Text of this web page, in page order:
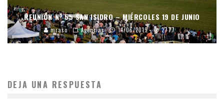
REUNIÓN Nº 55 SAN ISIDRO – MIÉRCOLES 19 DE JUNIO
mraso Agencias 14/06/2019 2777
DEJA UNA RESPUESTA